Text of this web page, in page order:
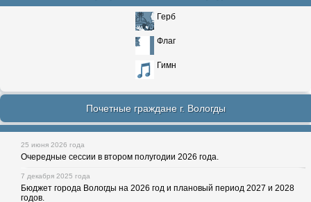
Герб
Флаг
Гимн
Почетные граждане г. Вологды
25 июня 2026 года
Очередные сессии в втором полугодии 2026 года.
7 декабря 2025 года
Бюджет города Вологды на 2026 год и плановый период 2027 и 2028
годов.